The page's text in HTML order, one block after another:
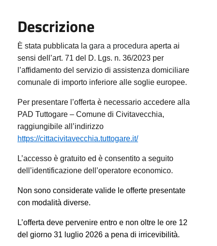
Descrizione
È stata pubblicata la gara a procedura aperta ai
sensi dell’art. 71 del D. Lgs. n. 36/2023 per
l’affidamento del servizio di assistenza domiciliare
comunale di importo inferiore alle soglie europee.
Per presentare l’offerta è necessario accedere alla
PAD Tuttogare – Comune di Civitavecchia,
raggiungibile all’indirizzo
https://cittacivitavecchia.tuttogare.it/
L’accesso è gratuito ed è consentito a seguito
dell’identificazione dell’operatore economico.
Non sono considerate valide le offerte presentate
con modalità diverse.
L’offerta deve pervenire entro e non oltre le ore 12
del giorno 31 luglio 2026 a pena di irricevibilità.